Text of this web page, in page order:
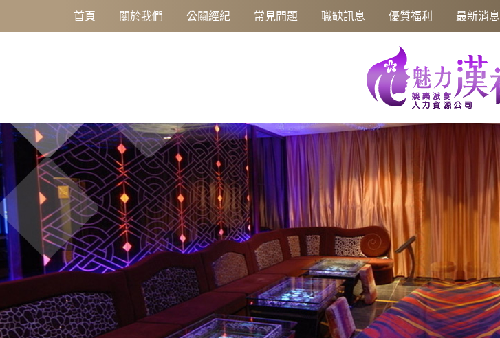
首頁 關於我們 公關經紀 常見問題 職缺訊息 優質福利 最新消息